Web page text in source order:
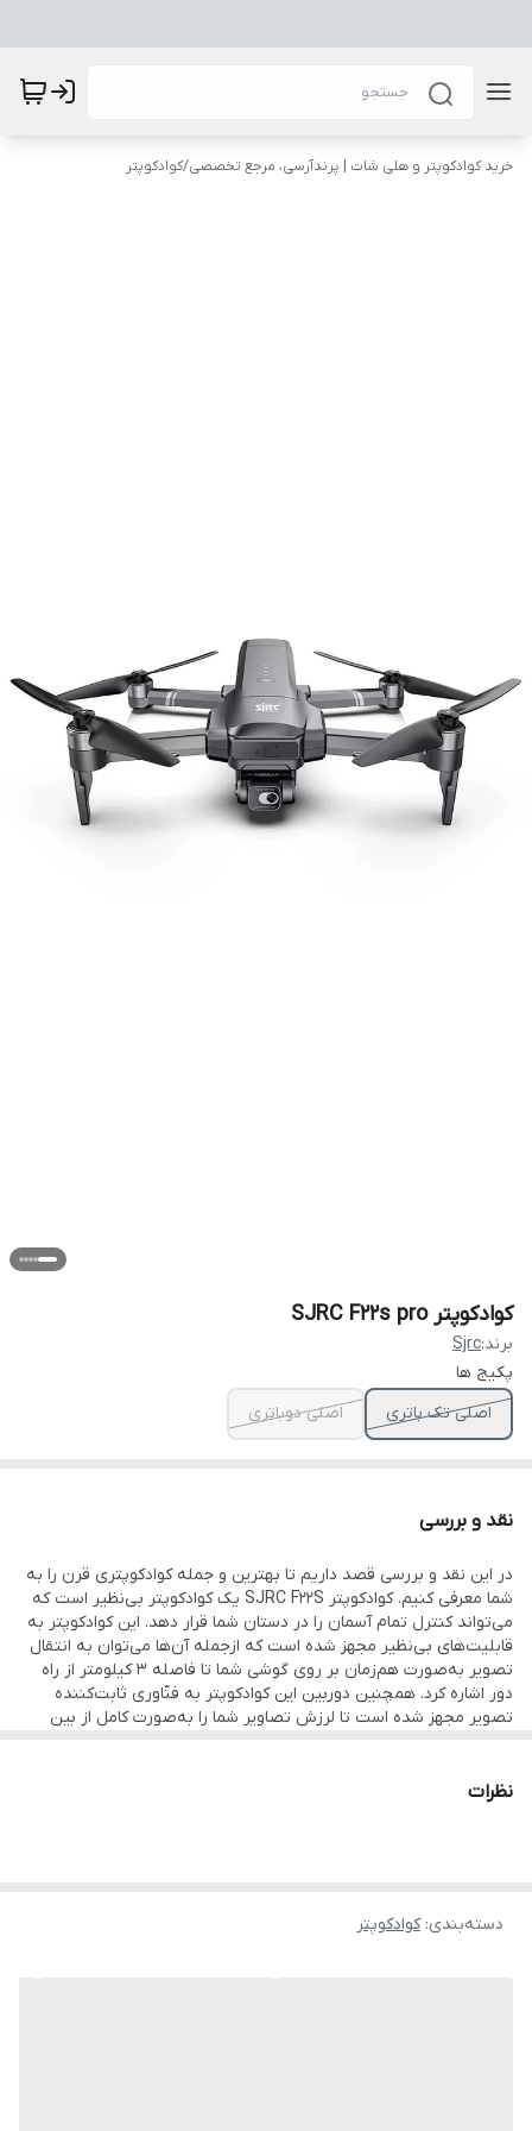
خرید کوادکوپتر و هلی شات | پرندآرسی، مرجع تخصصی/کوادکوپتر
کوادکوپتر SJRC F22s pro
برند:Sjrc
پکیج ها
اصلی تک باتری
اصلی دوباتری
نقد و بررسی
در این نقد و بررسی قصد داریم تا بهترین و جمله کوادکوپتری قرن را به
شما معرفی کنیم. کوادکوپتر SJRC F22S یک کوادکوپتر بی‌نظیر است که
می‌تواند کنترل تمام آسمان را در دستان شما قرار دهد. این کوادکوپتر به
قابلیت‌های بی‌نظیر مجهز شده است که ازجمله آن‌ها می‌توان به انتقال
تصویر به‌صورت هم‌زمان بر روی گوشی شما تا فاصله 3 کیلومتر از راه
دور اشاره کرد. همچنین دوربین این کوادکوپتر به فنّاوری ثابت‌کننده
تصویر مجهز شده است تا لرزش تصاویر شما را به‌صورت کامل از بین
نظرات
دسته‌بندی:کوادکوپتر